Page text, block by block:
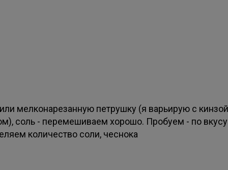
мелконарезанную петрушку (я варьирую с
соль - перемешиваем хорошо. Пробуем - по вкусу
количество соли, чеснока